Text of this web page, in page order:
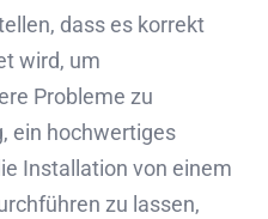
dass es korrekt
wird, um
Probleme zu
ein hochwertiges
Installation von einem
zu lassen,